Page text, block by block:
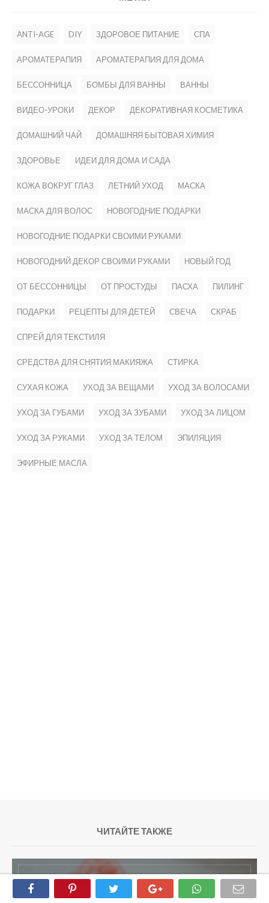
ANTI-AGE DIY ЗДОРОВОЕ ПИТАНИЕ СПА
АРОМАТЕРАПИЯ АРОМАТЕРАПИЯ ДЛЯ ДОМА
БЕССОННИЦА БОМБЫ ДЛЯ ВАННЫ ВАННЫ
ВИДЕО-УРОКИ ДЕКОР ДЕКОРАТИВНАЯ КОСМЕТИКА
ДОМАШНИЙ ЧАЙ ДОМАШНЯЯ БЫТОВАЯ ХИМИЯ
ЗДОРОВЬЕ ИДЕИ ДЛЯ ДОМА И САДА
КОЖА ВОКРУГ ГЛАЗ ЛЕТНИЙ УХОД МАСКА
МАСКА ДЛЯ ВОЛОС НОВОГОДНИЕ ПОДАРКИ
НОВОГОДНИЕ ПОДАРКИ СВОИМИ РУКАМИ
НОВОГОДНИЙ ДЕКОР СВОИМИ РУКАМИ НОВЫЙ ГОД
ОТ БЕССОННИЦЫ ОТ ПРОСТУДЫ ПАСХА ПИЛИНГ
ПОДАРКИ РЕЦЕПТЫ ДЛЯ ДЕТЕЙ СВЕЧА СКРАБ
СПРЕЙ ДЛЯ ТЕКСТИЛЯ
СРЕДСТВА ДЛЯ СНЯТИЯ МАКИЯЖА СТИРКА
СУХАЯ КОЖА УХОД ЗА ВЕЩАМИ УХОД ЗА ВОЛОСАМИ
УХОД ЗА ГУБАМИ УХОД ЗА ЗУБАМИ УХОД ЗА ЛИЦОМ
УХОД ЗА РУКАМИ УХОД ЗА ТЕЛОМ ЭПИЛЯЦИЯ
ЭФИРНЫЕ МАСЛА
ЧИТАЙТЕ ТАКЖЕ